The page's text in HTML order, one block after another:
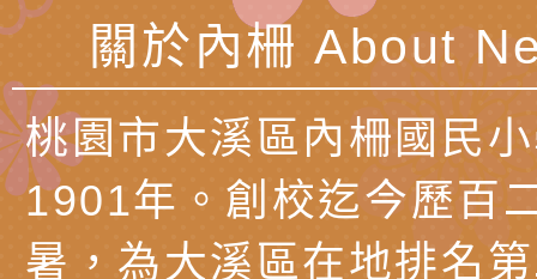
施計畫」
議題論壇與生命塔羅
託播影片
有關教育部特殊教育
團學前及國中小身障
理「普特協作—課程
知能工作坊」
有關國立臺中教育大
「115年適應運動經
題交流工作坊」活動
轉知教育部國教署生
業發展中心（國立羅
學）辦理「115年度
檢送桃園市政府LED
字稿及LCD託播圖片
檢送桃園市政府LED
關於內柵 About
桃園市大溪區內柵國民
1901年。創校迄今歷百
暑，為大溪區在地排名